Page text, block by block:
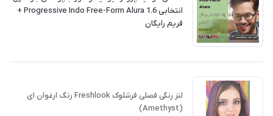
انتخابی 1.6 Progressive Indo Free-Form Alura +
فريم رايگان
لنز رنگی فصلی فرشلوک Freshlook رنگ ارغوان ای
(Amethyst)